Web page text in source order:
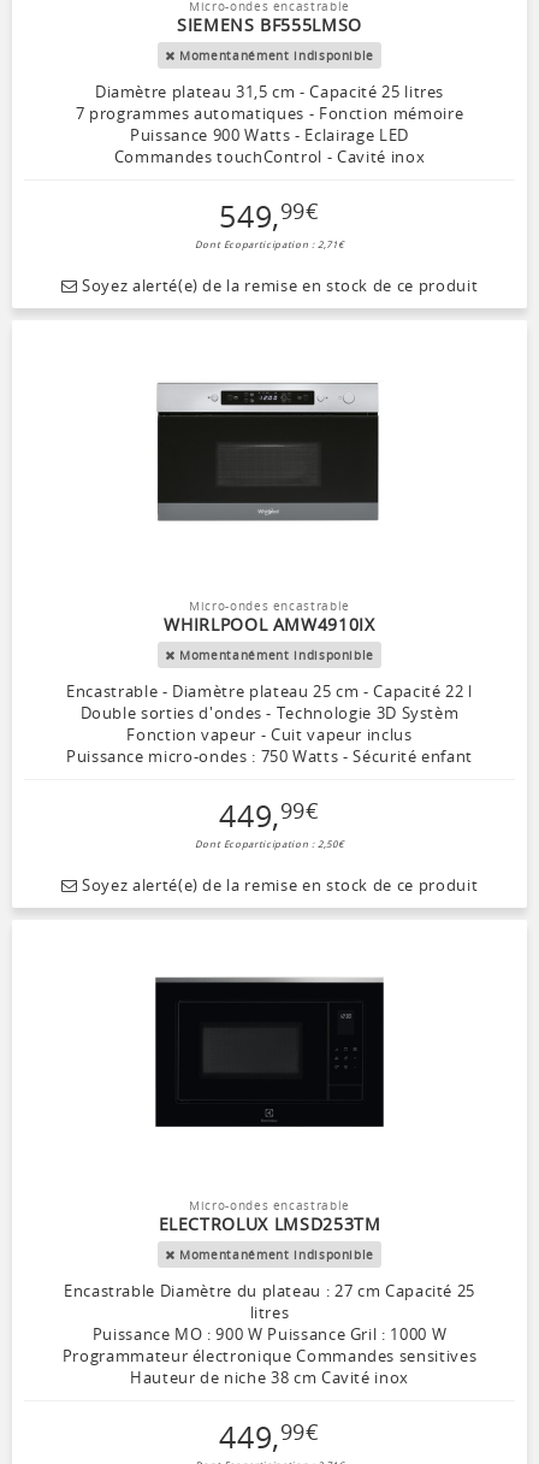
Micro-ondes encastrable
SIEMENS BF555LMSO
Momentanément indisponible
Diamètre plateau 31,5 cm - Capacité 25 litres
7 programmes automatiques - Fonction mémoire
Puissance 900 Watts - Eclairage LED
Commandes touchControl - Cavité inox
549,99€
Dont Ecoparticipation : 2,71€
Soyez alerté(e) de la remise en stock de ce produit
Micro-ondes encastrable
WHIRLPOOL AMW4910IX
Momentanément indisponible
Encastrable - Diamètre plateau 25 cm - Capacité 22 l
Double sorties d'ondes - Technologie 3D Systèm
Fonction vapeur - Cuit vapeur inclus
Puissance micro-ondes : 750 Watts - Sécurité enfant
449,99€
Dont Ecoparticipation : 2,50€
Soyez alerté(e) de la remise en stock de ce produit
Micro-ondes encastrable
ELECTROLUX LMSD253TM
Momentanément indisponible
Encastrable Diamètre du plateau : 27 cm Capacité 25
litres
Puissance MO : 900 W Puissance Gril : 1000 W
Programmateur électronique Commandes sensitives
Hauteur de niche 38 cm Cavité inox
449,99€